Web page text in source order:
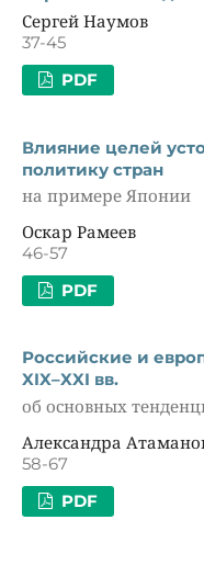
Сергей Наумов
37-45
PDF
Влияние целей
политику стран
на примере Японии
Оскар Рамеев
46-57
PDF
Российские и
XIX–XXI вв.
об основных
Александра
58-67
PDF